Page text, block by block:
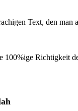
Text, den man
Richtigkeit